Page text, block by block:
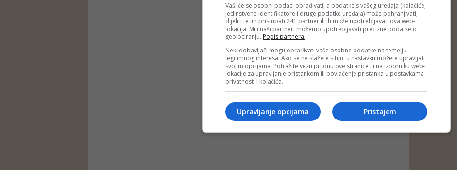
Vaši će se osobni podaci obrađivati, a podatke s vašeg uređaja (kolačiće,
jedinstvene identifikatore i druge podatke uređaja) može pohranjivati,
dijeliti te im pristupati 241 partner ili ih može upotrebljavati ova web-
lokacija. Mi i naši partneri možemo upotrebljavati precizne podatke o
geolociranju. Popis partnera.
Neki dobavljači mogu obrađivati vaše osobne podatke na temelju
legitimnog interesa. Ako se ne slažete s tim, u nastavku možete upravljati
svojim opcijama. Potražite vezu pri dnu ove stranice ili na izborniku web-
lokacije za upravljanje pristankom ili povlačenje pristanka u postavkama
privatnosti i kolačića.
Pristajem
Upravljanje opcijama